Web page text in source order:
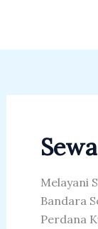
Melayani
Bandara
Perdana